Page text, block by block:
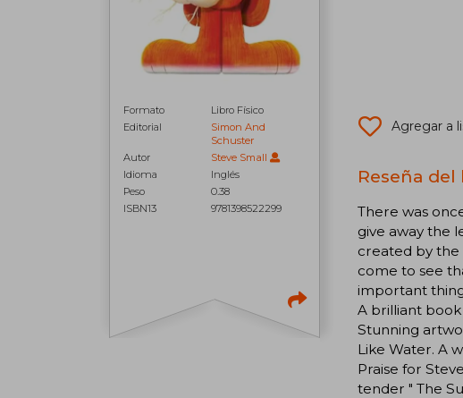
Formato
Libro Físico
Editorial
Simon And
Schuster
Autor
Steve Small
Idioma
Inglés
Peso
0.38
ISBN13
9781398522299
Agregar a
Reseña
There was
give away the
created by the
come to see
important
A brilliant
Stunning
Like Water. A
Praise for
tender " The